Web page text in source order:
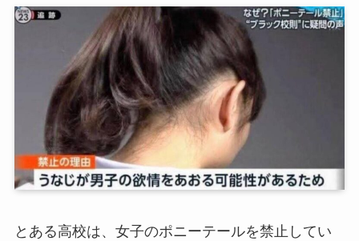
とある高校は、女子のポニーテールを禁止してい